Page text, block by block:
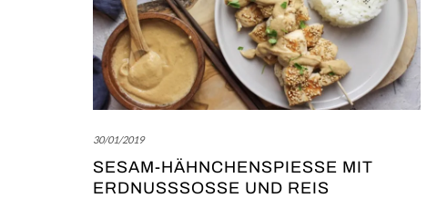
30/01/2019
SESAM-HÄHNCHENSPIESSE MIT E
RDNUSSSOSSE UND REIS